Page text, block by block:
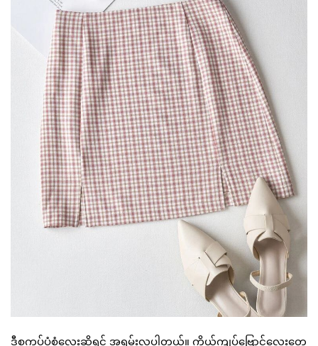
ဒီစကပ်ပုံစံလေးဆိုရင် အရမ်းလှပါတယ်။ ကိုယ်ကျပ်ဗြောင်လေးတွေ